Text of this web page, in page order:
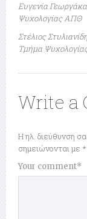
Ευγενία
Ψυχολογίας ΑΠΘ
Στέλιος
Τμήμα
Write a
Η ηλ. διεύθυνση
σημειώνονται με *
Your comment*